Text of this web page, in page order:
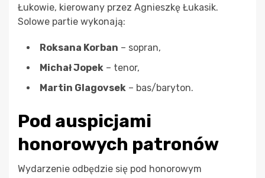
Łukowie, kierowany przez Agnieszkę Łukasik.
Solowe partie wykonają:
Roksana Korban – sopran,
Michał Jopek – tenor,
Martin Glagovsek – bas/baryton.
Pod auspicjami
honorowych patronów
Wydarzenie odbędzie się pod honorowym